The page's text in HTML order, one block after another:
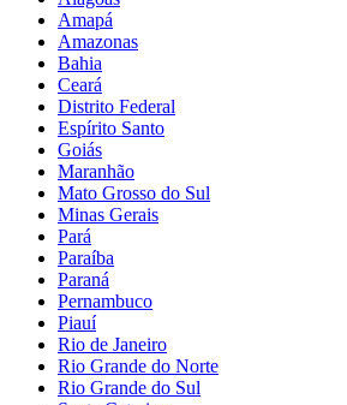
Amapá
Amazonas
Bahia
Ceará
Distrito Federal
Espírito Santo
Goiás
Maranhão
Mato Grosso do Sul
Minas Gerais
Pará
Paraíba
Paraná
Pernambuco
Piauí
Rio de Janeiro
Rio Grande do Norte
Rio Grande do Sul